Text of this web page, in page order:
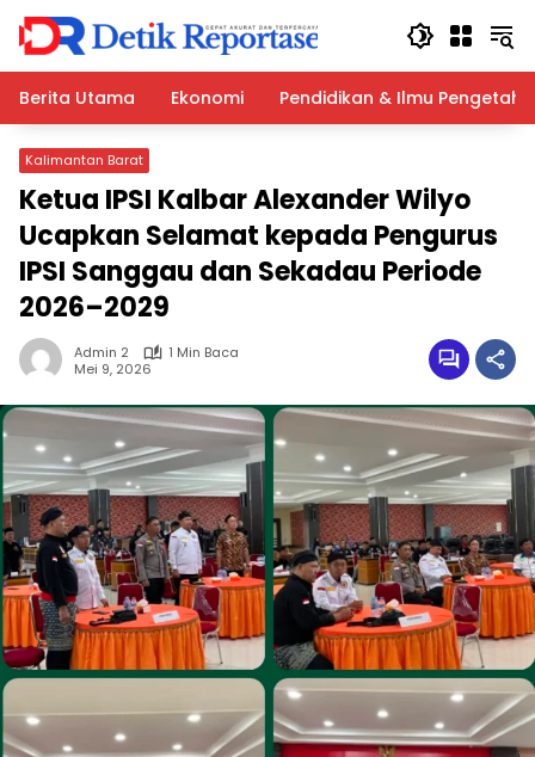
Langsung
konten
Berita Utama
Ekonomi Pendidikan & Ilmu
Kalimantan Barat
Ketua IPSI Kalbar Alexander Wilyo
Ucapkan Selamat kepada Pengurus
IPSI Sanggau dan Sekadau Periode
2026–2029
Admin 2
1 Min Baca
Mei 9, 2026